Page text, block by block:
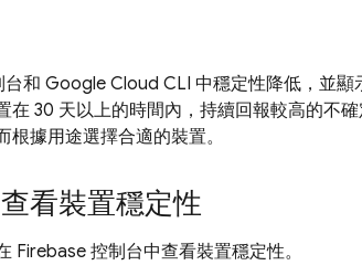
台和 Google Cloud CLI 中穩定性降低，並顯
在 30 天以上的時間內，持續回報較高的不
據用途選擇合適的裝置。
看裝置穩定性
Firebase 控制台中查看裝置穩定性。